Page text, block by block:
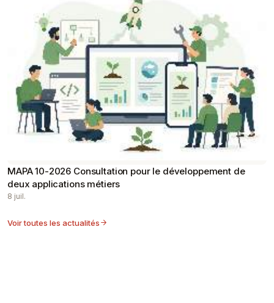
MAPA 10-2026 Consultation pour le développement de
deux applications métiers
8 juil.
Voir toutes les actualités